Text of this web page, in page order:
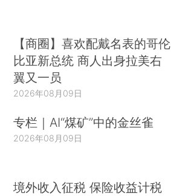
【商圈】喜欢配戴名表的哥伦
比亚新总统 商人出身拉美右
翼又一员
2026年08月09日
专栏｜AI“煤矿”中的金丝雀
2026年08月09日
境外收入征税 保险收益计税